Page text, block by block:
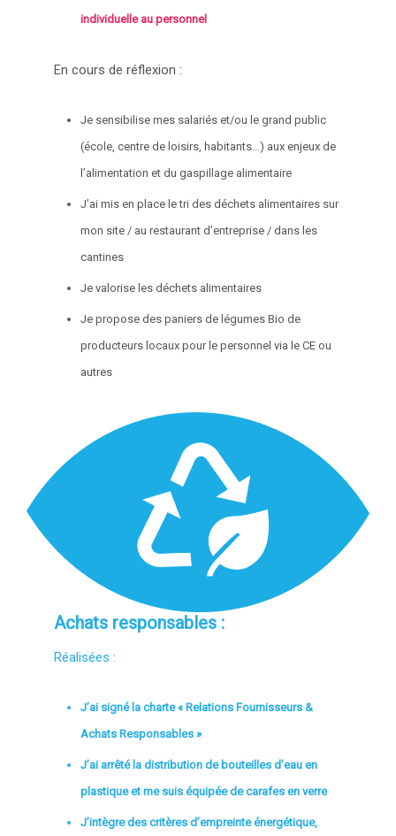
individuelle au personnel
En cours de réflexion :
Je sensibilise mes salariés et/ou le grand public
(école, centre de loisirs, habitants…) aux enjeux de
l’alimentation et du gaspillage alimentaire
J’ai mis en place le tri des déchets alimentaires sur
mon site / au restaurant d’entreprise / dans les
cantines
Je valorise les déchets alimentaires
Je propose des paniers de légumes Bio de
producteurs locaux pour le personnel via le CE ou
autres
Achats responsables :
Réalisées :
J’ai signé la charte « Relations Fournisseurs &
Achats Responsables »
J’ai arrêté la distribution de bouteilles d’eau en
plastique et me suis équipée de carafes en verre
J’intègre des critères d’empreinte énergétique,